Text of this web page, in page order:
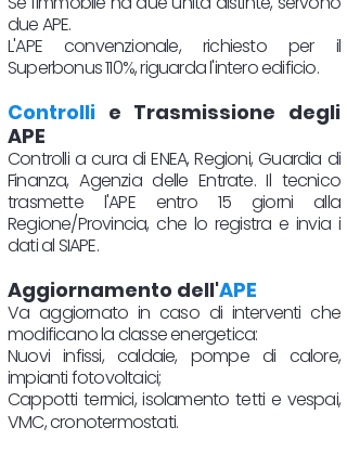
due APE.
L'APE convenzionale, richiesto per il
Superbonus 110%, riguarda l'intero edificio.
Controlli e Trasmissione degli
APE
Controlli a cura di ENEA, Regioni, Guardia di
Finanza, Agenzia delle Entrate. Il tecnico
trasmette l'APE entro 15 giorni alla
Regione/Provincia, che lo registra e invia i
dati al SIAPE.
Aggiornamento dell'APE
Va aggiornato in caso di interventi che
modificano la classe energetica:
Nuovi infissi, caldaie, pompe di calore,
impianti fotovoltaici;
Cappotti termici, isolamento tetti e vespai,
VMC, cronotermostati.​